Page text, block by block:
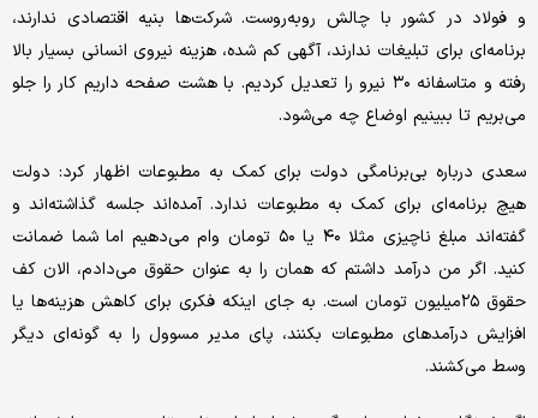
و فولاد در کشور با چالش روبه‌روست. شرکت‌ها بنیه اقتصادی ندارند،
برنامه‌ای برای تبلیغات ندارند، آگهی کم شده، هزینه نیروی انسانی بسیار بالا
رفته و متاسفانه ۳۰ نیرو را تعدیل کردیم. با هشت صفحه داریم کار را جلو
می‌بریم تا ببینیم اوضاع چه می‌شود.
سعدی درباره بی‌برنامگی دولت برای کمک به مطبوعات اظهار کرد: دولت
هیچ برنامه‌ای برای کمک به مطبوعات ندارد. آمده‌اند جلسه گذاشته‌اند و
گفته‌اند مبلغ ناچیزی مثلا ۴۰ یا ۵۰ تومان وام می‌دهیم اما شما ضمانت
کنید. اگر من درآمد داشتم که همان را به عنوان حقوق می‌دادم، الان کف
حقوق ۲۵‌میلیون تومان است. به جای اینکه فکری برای کاهش هزینه‌ها یا
افزایش درآمدهای مطبوعات بکنند، پای مدیر مسوول را به گونه‌ای دیگر
وسط می‌کشند.